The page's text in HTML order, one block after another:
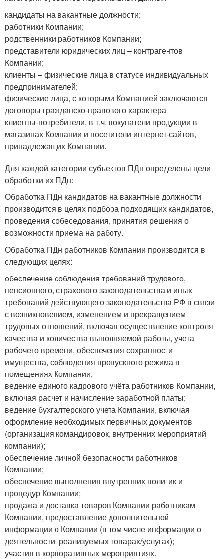
кандидаты на вакантные должности;
работники Компании;
родственники работников Компании;
представители юридических лиц – контрагентов
Компании;
клиенты – физические лица в статусе индивидуальных
предпринимателей;
физические лица, с которыми Компанией заключаются
договоры гражданско-правового характера;
клиенты-потребители, в т.ч. покупатели продукции в
магазинах Компании и посетители интернет-сайтов,
принадлежащих Компании.
Для каждой категории субъектов ПДн определены цели
обработки их ПДн:
Обработка ПДн кандидатов на вакантные должности
производится в целях подбора подходящих кандидатов,
проведения собеседования, принятия решения о
возможности приема на работу.
Обработка ПДн работников Компании производится в
следующих целях:
обеспечение соблюдения требований трудового,
пенсионного, страхового законодательства и иных
требований действующего законодательства РФ в связи
с возникновением, изменением и прекращением
трудовых отношений, включая осуществление контроля
качества и количества выполняемой работы, учета
рабочего времени, обеспечения сохранности
имущества, соблюдения пропускного режима в
помещениях Компании;
ведение единого кадрового учёта работников Компании,
включая расчет и начисление заработной платы;
ведение бухгалтерского учета Компании, включая
оформление необходимых первичных документов
(организация командировок, внутренних мероприятий
компании);
обеспечение личной безопасности работников
Компании;
обеспечение выполнения внутренних политик и
процедур Компании;
продажа и доставка товаров Компании работникам
Компании, предоставление дополнительной
информации о Компании (в том числе информации о
деятельности, реализуемых товарах/услугах);
участия в корпоративных мероприятиях.